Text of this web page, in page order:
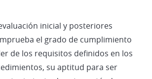
inicial y posteriores
el grado de cumplimiento
de los requisitos definidos en los
su aptitud para ser